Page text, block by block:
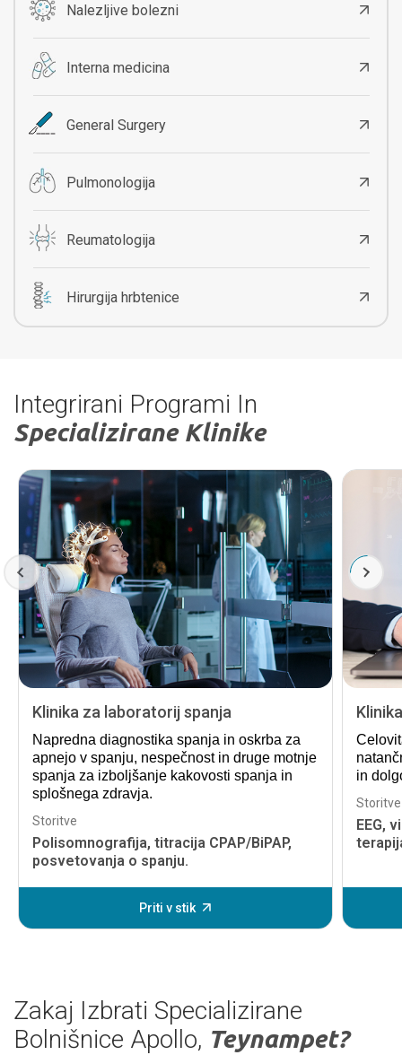
Nalezljive bolezni
Interna medicina
General Surgery
Pulmonologija
Reumatologija
Hirurgija hrbtenice
Integrirani Programi In
Specializirane Klinike
Klinika za laboratorij spanja
Napredna diagnostika spanja in oskrba za
apnejo v spanju, nespečnost in druge motnje
spanja za izboljšanje kakovosti spanja in
splošnega zdravja.
Storitve
Polisomnografija, titracija CPAP/BiPAP,
posvetovanja o spanju.
Priti v stik
in
Storitve
EEG,
Zakaj Izbrati Specializirane
Bolnišnice Apollo, Teynampet?